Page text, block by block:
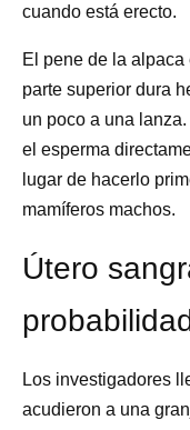
cuando está erecto.
El pene de la
parte superior dura
un poco a una
el esperma
lugar de hacerlo
mamíferos machos.
Útero
Los investigadores
acudieron a una